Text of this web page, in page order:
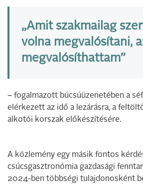
„Amit szakmailag
volna megvalósítani,
megvalósíthattam”
– fogalmazott búcsúüzenetében a
elérkezett az idő a lezárásra, a
alkotói korszak előkészítésére.
A közlemény egy másik fontos
csúcsgasztronómia gazdasági
2024-ben többségi tulajdonosként